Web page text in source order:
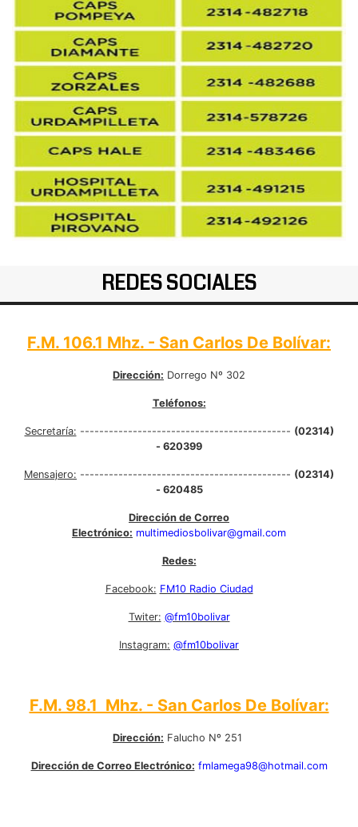
REDES SOCIALES
F.M. 106.1 Mhz. - San Carlos De Bolívar:
Dirección: Dorrego Nº 302
Teléfonos:
Secretaría: -------------------------------------------- (02314)
- 620399
Mensajero: -------------------------------------------- (02314)
- 620485
Dirección de Correo
Electrónico: multimediosbolivar@gmail.com
Redes:
Facebook: FM10 Radio Ciudad
Twiter: @fm10bolivar
Instagram: @fm10bolivar
F.M. 98.1 Mhz. - San Carlos De Bolívar:
Dirección: Falucho Nº 251
Dirección de Correo Electrónico: fmlamega98@hotmail.com